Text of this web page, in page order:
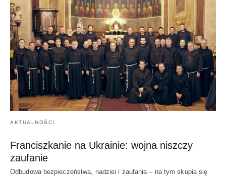
AKTUALNOŚCI
Franciszkanie na Ukrainie: wojna niszczy
zaufanie
Odbudowa bezpieczeństwa, nadziei i zaufania – na tym skupia się